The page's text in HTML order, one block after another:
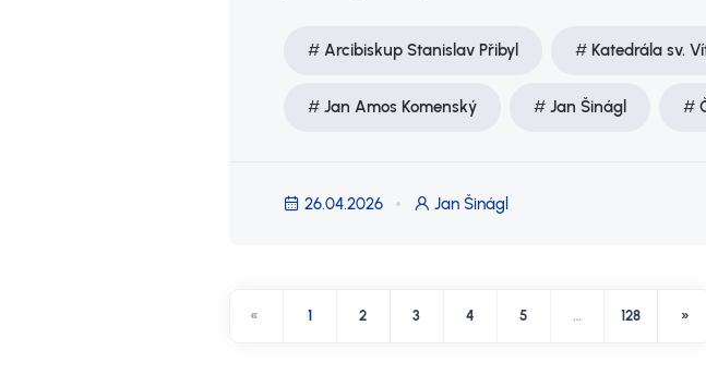
Arcibiskup Stanislav Přibyl Katedrála sv.
Jan Amos Komenský Jan Šinágl
26.04.2026 Jan Šinágl
« 1 2 3 4 5 … 128 »